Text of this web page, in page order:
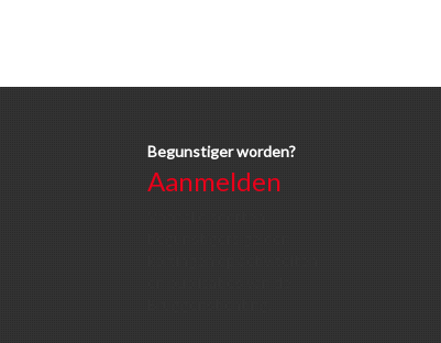
Begunstiger worden?
Aanmelden